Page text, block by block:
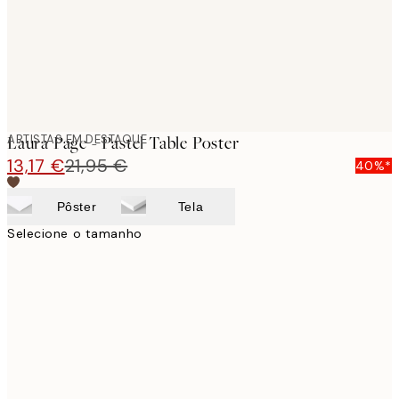
ARTISTAS EM DESTAQUE
Laura Page - Pastel Table Poster
13,17 €21,95 € 40%*
Pôster Tela
Selecione o tamanho